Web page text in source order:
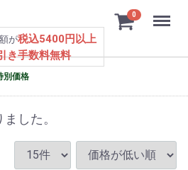
が税込5400円以上
き手数料無料
0 Menu
別価格
した。